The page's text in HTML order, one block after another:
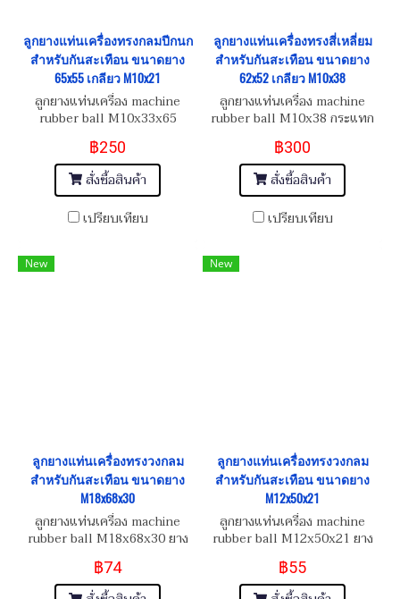
ลูกยางแท่นเครื่องทรงกลมปีกนก
สำหรับกันสะเทือน ขนาดยาง
65x55 เกลียว M10x21
ลูกยางแท่นเครื่อง machine
rubber ball M10x33x65
กระแทกปีกนกล่าง
฿250
สั่งซื้อสินค้า
เปรียบเทียบ
ลูกยางแท่นเครื่องทรงสี่เหลี่ยม
สำหรับกันสะเทือน ขนาดยาง
62x52 เกลียว M10x38
ลูกยางแท่นเครื่อง machine
rubber ball M10x38 กระแทก
แนบเสริม
฿300
สั่งซื้อสินค้า
เปรียบเทียบ
New
ลูกยางแท่นเครื่องทรงวงกลม
สำหรับกันสะเทือน ขนาดยาง
M18x68x30
ลูกยางแท่นเครื่อง machine
rubber ball M18x68x30 ยาง
฿74
New
ลูกยางแท่นเครื่องทรงวงกลม
สำหรับกันสะเทือน ขนาดยาง
M12x50x21
ลูกยางแท่นเครื่อง machine
rubber ball M12x50x21 ยาง
฿55